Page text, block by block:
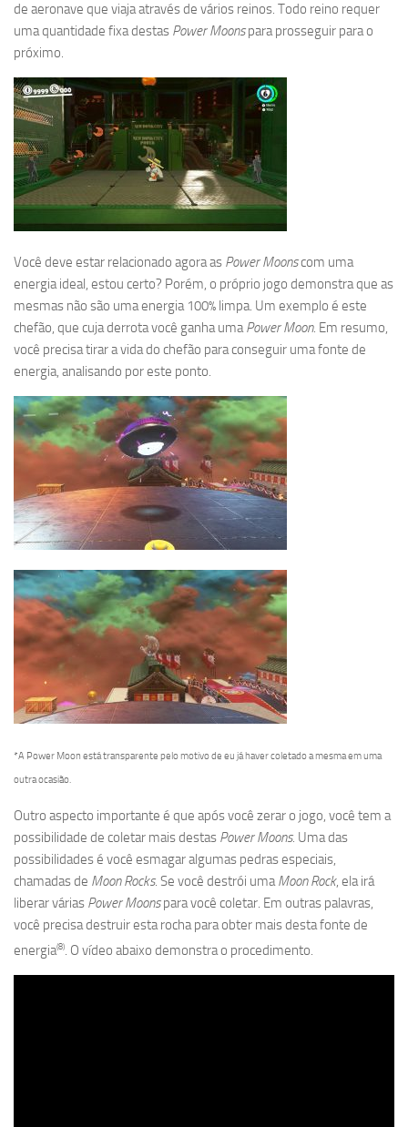
de aeronave que viaja através de vários reinos. Todo reino requer
uma quantidade fixa destas Power Moonspara prosseguir para o
próximo.
Você deve estar relacionado agora as Power Moonscom uma
energia ideal, estou certo? Porém, o próprio jogo demonstra que as
mesmas não são uma energia 100% limpa. Um exemplo é este
chefão, que cuja derrota você ganha umaPower Moon. Em resumo,
você precisa tirar a vida do chefão para conseguir uma fonte de
energia, analisando por este ponto.
*A Power Moon está transparente pelo motivo de eu já haver coletado a mesma em uma
outra ocasião.
Outro aspecto importante é que após você zerar o jogo, você tem a
possibilidade de coletar mais destas Power Moons. Uma das
possibilidades é você esmagar algumas pedras especiais,
chamadas de Moon Rocks. Se você destrói umaMoon Rock, ela irá
liberar várias Power Moonspara você coletar. Em outras palavras,
você precisa destruir esta rocha para obter mais desta fonte de
energia(8). O vídeo abaixo demonstra o procedimento.